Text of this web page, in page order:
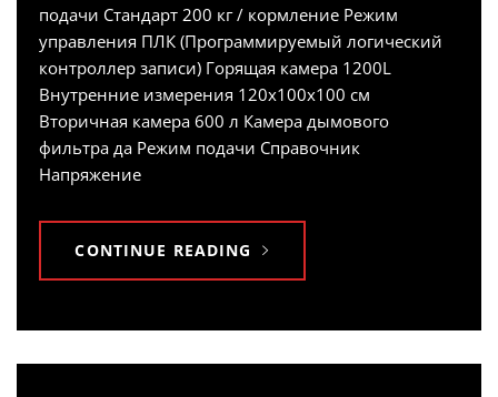
подачи Стандарт 200 кг / кормление Режим
управления ПЛК (Программируемый логический
контроллер записи) Горящая камера 1200L
Внутренние измерения 120x100x100 см
Вторичная камера 600 л Камера дымового
фильтра да Режим подачи Справочник
Напряжение
CONTINUE READING